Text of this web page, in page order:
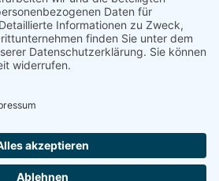
Partner an qualifizierten Verkäufen.